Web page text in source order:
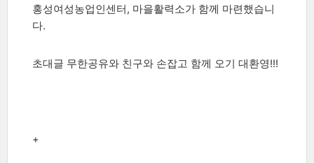
홍성여성농업인센터, 마을활력소가 함께 마련했습니
다.
초대글 무한공유와 친구와 손잡고 함께 오기 대환영!!!
+